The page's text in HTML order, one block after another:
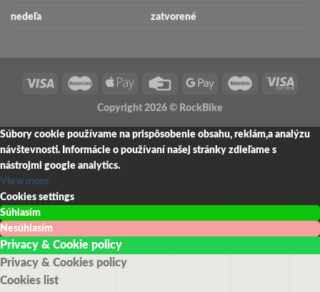
nedeľa zatvorené
Copyright 2026 © RockBike
Súbory cookie používame na prispôsobenie obsahu, reklám,a analýzu
návštevnosti. Informácie o používaní našej stránky zdieľame s
nástrojmi google analytics.
View more
Cookies settings
Súhlasím
Nesúhlasím
Privacy & Cookie policy
Privacy & Cookies policy
Cookies list